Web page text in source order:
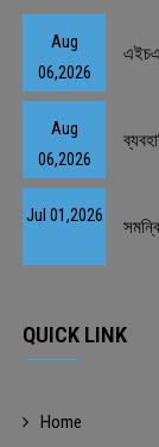
Aug
06,2026
Aug
06,2026
Jul 01,2026
QUICK LINK
Home